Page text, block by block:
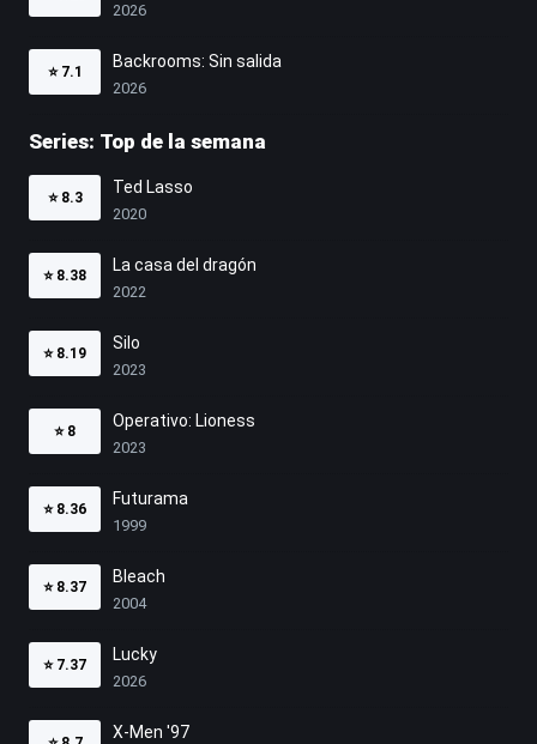
2026
⭐ 7.1
Backrooms: Sin salida
2026
Series: Top de la semana
⭐ 8.3
Ted Lasso
2020
⭐ 8.38
La casa del dragón
2022
⭐ 8.19
Silo
2023
⭐ 8
Operativo: Lioness
2023
⭐ 8.36
Futurama
1999
⭐ 8.37
Bleach
2004
⭐ 7.37
Lucky
2026
X-Men '97